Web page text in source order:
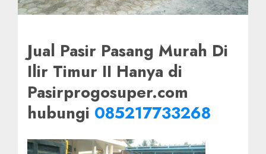
Jual Pasir Pasang Murah Di
Ilir Timur II Hanya di
Pasirprogosuper.com
hubungi 085217733268